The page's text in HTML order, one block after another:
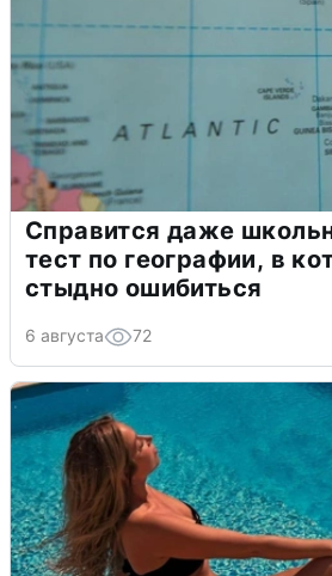
Справится даже
тест по географии, в
стыдно ошибиться
6 августа 72